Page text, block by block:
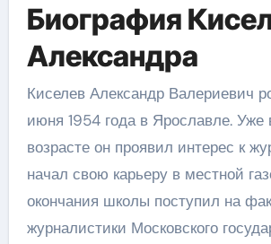
Биография
Александра
Киселев Александр Валериевич
июня 1954 года в Ярославле.
возрасте он проявил интерес к
начал свою карьеру в местной
окончания школы поступил на
журналистики Московского